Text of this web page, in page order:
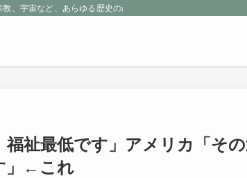
、宇宙など、あらゆる歴史の産物に包まれる魅惑の世界を探
福祉最低です」アメリカ「そ
」←これ